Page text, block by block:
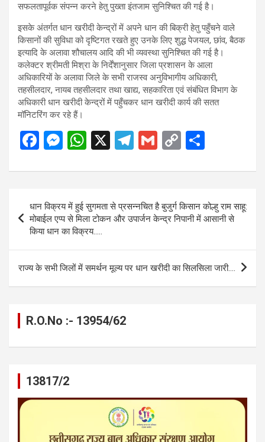
सफलतापूर्वक संपन्न करने हेतु पुख्ता इंतजाम सुनिश्चित की गई है।
इसके अंतर्गत धान खरीदी केन्द्रों में अपने धान की बिक्री हेतु पहुँचने वाले
किसानों की सुविधा को दृष्टिगत रखते हुए उनके लिए शुद्ध पेजयल, छांव, बैठक
इत्यादि के अलावा शौचालय आदि की भी व्यवस्था सुनिश्चित की गई है।
कलेक्टर श्रीमती मिश्रा के निर्देंशानुसार जिला प्रशासन के आला
अधिकारियों के अलावा जिले के सभी राजस्व अनुविभागीय अधिकारी,
तहसीलदार, नायब तहसीलदार तथा खाद्य, सहकारिता एवं संबंधित विभाग के
अधिकारी धान खरीदी केन्द्रों में पहुँचकर धान खरीदी कार्य की सतत
मॉनिटरिंग कर रहे हैं।
F
ce
b
o
o
k
M
se
n
g
er
W
at
A
p
p
X
T
e
gr
a
G
ail
C
py
Li
n
ar
e
navigation
धान विक्रय में हुई सुगमता से प्रसन्नचित है बुजुर्ग किसान कोल्हु राम साहू:
मोबाईल एप्प से मिला टोकन और उपार्जन केन्द्र निपानी में आसानी से
किया धान का विक्रय…..
राज्य के सभी जिलों में समर्थन मूल्य पर धान खरीदी का सिलसिला जारी….
R.O.No :- 13954/62
13817/2